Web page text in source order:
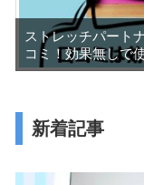
ストレッチパート
コミ！効果無しで
新着記事